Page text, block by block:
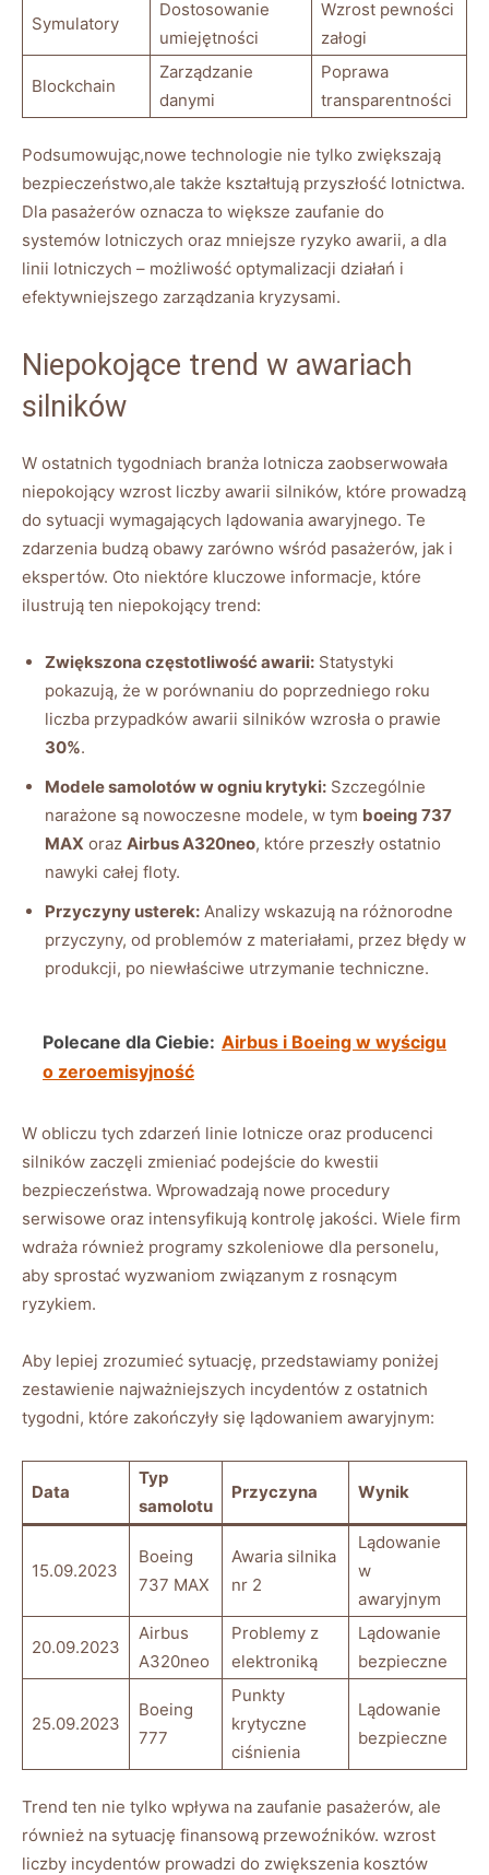
Symulatory
Dostosowanie
umiejętności
Wzrost pewności
załogi
Blockchain
Zarządzanie⁣
danymi
Poprawa
transparentności
Podsumowując,nowe technologie​ nie tylko⁢ zwiększają‌
bezpieczeństwo,ale także kształtują przyszłość lotnictwa.
‍Dla pasażerów oznacza to większe‍ zaufanie do
systemów lotniczych oraz mniejsze ryzyko awarii,⁢ a dla
linii lotniczych – możliwość⁣ optymalizacji działań i
efektywniejszego zarządzania kryzysami.
Niepokojące trend ⁤w awariach
silników
W ostatnich tygodniach branża lotnicza zaobserwowała
niepokojący wzrost liczby awarii silników, które ⁢prowadzą
do‍ sytuacji wymagających‍ lądowania awaryjnego. Te
‌zdarzenia budzą obawy zarówno ‌wśród⁤ pasażerów, jak i
ekspertów. Oto ⁤niektóre kluczowe informacje, które
ilustrują ten ⁢niepokojący trend:
Zwiększona częstotliwość awarii: Statystyki
pokazują, ⁢że ⁢w ​porównaniu do poprzedniego roku
liczba przypadków ‍awarii silników wzrosła⁢ o prawie
30%.
Modele samolotów‌ w ogniu krytyki: Szczególnie‌
narażone są nowoczesne modele,⁢ w tym‌ boeing 737
MAX oraz Airbus A320neo, które przeszły ostatnio
nawyki całej ⁤floty.
Przyczyny usterek: ⁤Analizy wskazują​ na​ różnorodne
przyczyny, od problemów z materiałami, przez błędy w
⁤produkcji, po niewłaściwe utrzymanie ⁣techniczne.
Polecane dla Ciebie: Airbus i Boeing w wyścigu
o zeroemisyjność
W ⁣obliczu tych zdarzeń ⁣linie lotnicze ⁣oraz​ producenci
‌silników zaczęli zmieniać podejście⁢ do​ kwestii
bezpieczeństwa. Wprowadzają nowe procedury⁢
serwisowe oraz intensyfikują⁤ kontrolę ⁣jakości. Wiele firm
wdraża również⁤ programy⁢ szkoleniowe dla⁢ personelu,
‌aby sprostać wyzwaniom związanym z⁢ rosnącym
ryzykiem.
Aby lepiej zrozumieć sytuację, przedstawiamy ‍poniżej
zestawienie‌ najważniejszych incydentów z ostatnich
tygodni, które ​zakończyły się lądowaniem ​awaryjnym:
Data
Typ
samolotu
Przyczyna Wynik
15.09.2023
Boeing
737 MAX
Awaria silnika
nr‌ 2
Lądowanie
w
awaryjnym
20.09.2023
Airbus
A320neo
Problemy z
elektroniką
Lądowanie ​
bezpieczne
25.09.2023
Boeing
777
Punkty⁢
krytyczne
ciśnienia
Lądowanie
bezpieczne
Trend ten ⁢nie ⁢tylko ‍wpływa na zaufanie⁣ pasażerów,‌ ale
⁤również ‍na sytuację finansową przewoźników. wzrost
liczby incydentów prowadzi do zwiększenia kosztów